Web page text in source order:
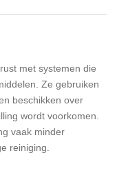
met systemen die
Ze gebruiken
beschikken over
wordt voorkomen.
vaak minder
reiniging.